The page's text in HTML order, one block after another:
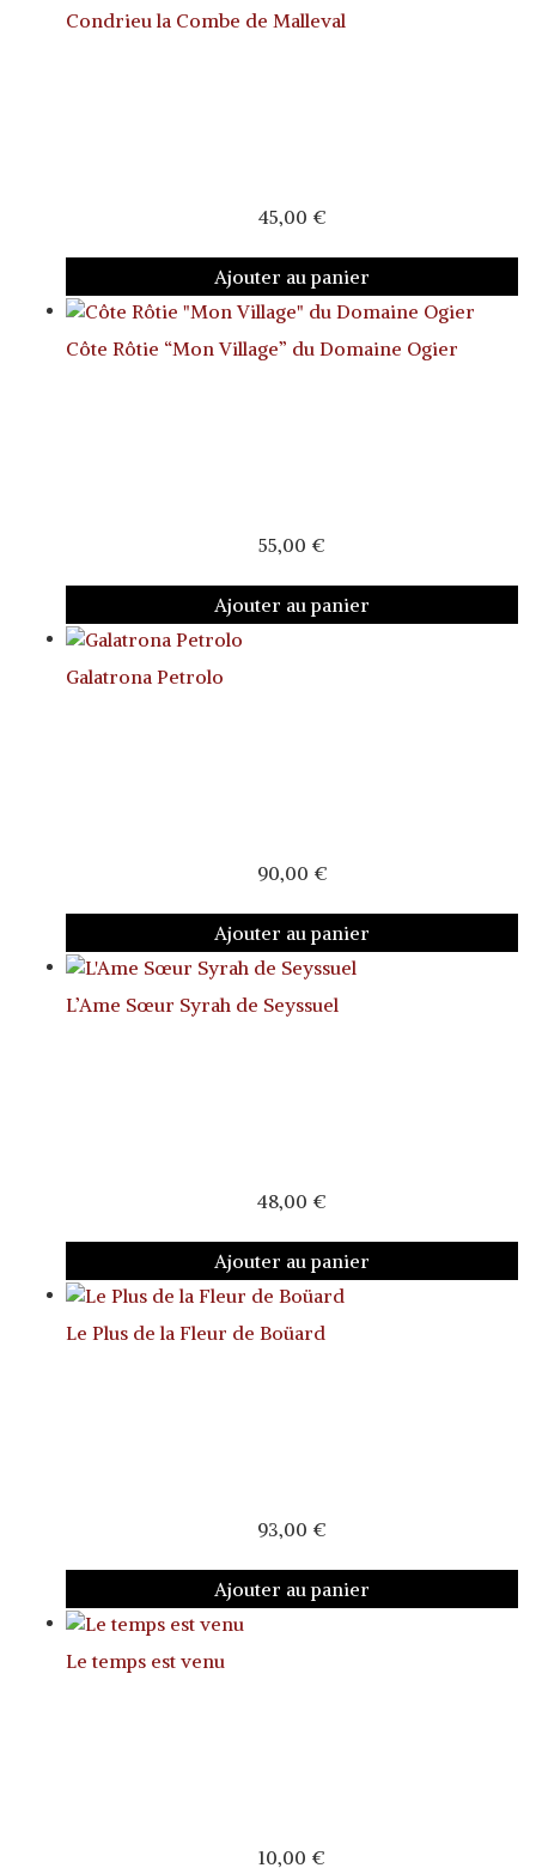
Condrieu la Combe de Malleval
45,00 €
Ajouter au panier
Côte Rôtie “Mon Village” du Domaine Ogier
55,00 €
Ajouter au panier
Galatrona Petrolo
90,00 €
Ajouter au panier
L’Ame Sœur Syrah de Seyssuel
48,00 €
Ajouter au panier
Le Plus de la Fleur de Boüard
93,00 €
Ajouter au panier
Le temps est venu
10,00 €